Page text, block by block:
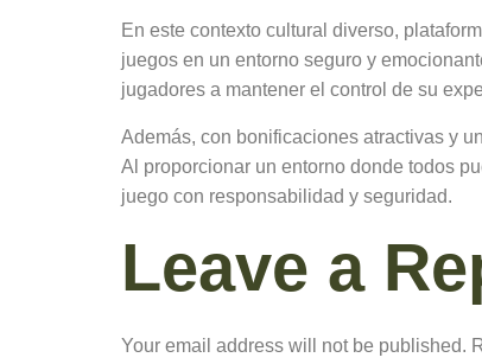
En este contexto cultural diverso,
juegos en un entorno seguro y
jugadores a mantener el control de su
Además, con bonificaciones atractivas y
Al proporcionar un entorno donde todos
juego con responsabilidad y seguridad.
Leave a
Your email address will not be published.